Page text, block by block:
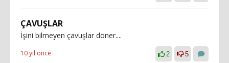
ÇAVUŞLAR
İşini bilmeyen çavuşlar döner....
10 yıl önce 2 5